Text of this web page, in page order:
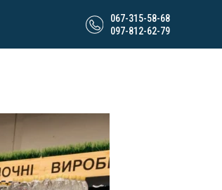
067-315-58-68
097-812-62-79